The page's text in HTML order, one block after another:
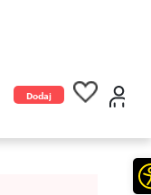
Dodaj